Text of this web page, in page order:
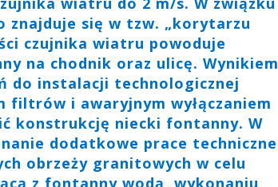
znajduje się w tzw. „korytarzu
czujnika wiatru powoduje
na chodnik oraz ulicę. Wynikiem
do instalacji technologicznej
filtrów i awaryjnym wyłączaniem
konstrukcję niecki fontanny. W
dodatkowe prace techniczne
obrzeży granitowych w celu
z fontanny wodą, wykonaniu